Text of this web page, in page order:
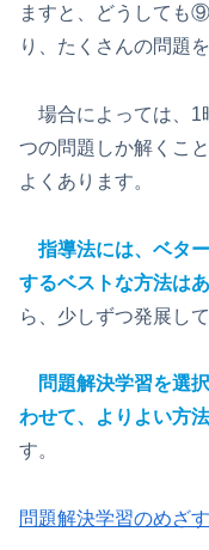
ますと、どうしても
り、たくさんの問題
場合によっては、1
つの問題しか解くこ
よくあります。
指導法には、ベタ
するベストな方法は
ら、少しずつ発展し
問題解決学習を選
わせて、よりよい方
す。
問題解決学習のめざ